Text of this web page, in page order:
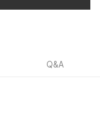
Q&A